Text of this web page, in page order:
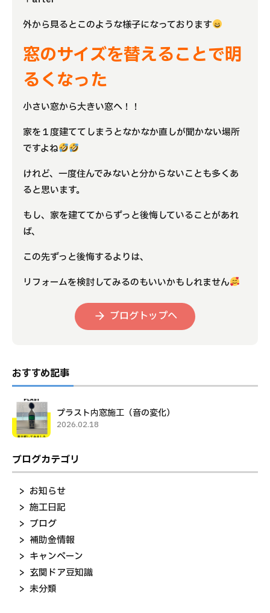
外から見るとこのような様子になっております
窓のサイズを替えることで明
るくなった
小さい窓から大きい窓へ！！
家を１度建ててしまうとなかなか直しが聞かない場所
ですよね
けれど、一度住んでみないと分からないことも多くあ
ると思います。
もし、家を建ててからずっと後悔していることがあれ
ば、
この先ずっと後悔するよりは、
リフォームを検討してみるのもいいかもしれません
ブログトップへ
おすすめ記事
プラスト内窓施工（音の変化）
2026.02.18
ブログカテゴリ
お知らせ
施工日記
ブログ
補助金情報
キャンペーン
玄関ドア豆知識
未分類